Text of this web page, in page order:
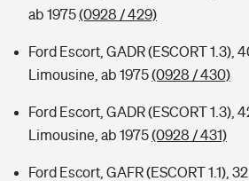
ab 1975(0928 / 429)
Ford Escort, GADR (ESCORT 1.3),
Limousine, ab 1975(0928 / 430)
Ford Escort, GADR (ESCORT 1.3),
Limousine, ab 1975(0928 / 431)
Ford Escort, GAFR (ESCORT 1.1),